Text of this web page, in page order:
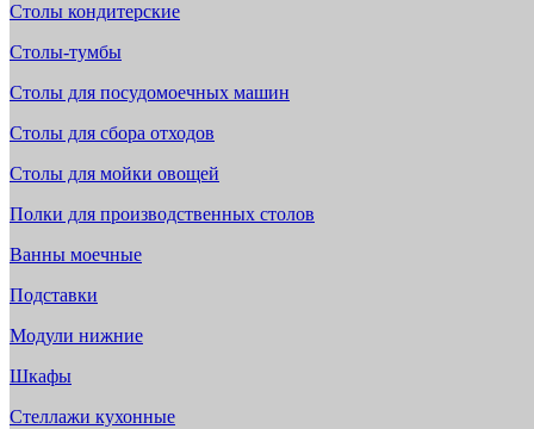
Столы кондитерские
Столы-тумбы
Столы для посудомоечных машин
Столы для сбора отходов
Столы для мойки овощей
Полки для производственных столов
Ванны моечные
Подставки
Модули нижние
Шкафы
Стеллажи кухонные